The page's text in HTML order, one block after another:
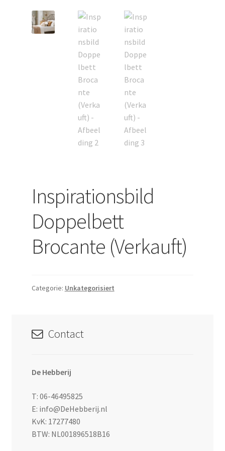
Inspirationsbild
Doppelbett
Brocante (Verkauft)
Categorie: Unkategorisiert
Contact
De Hebberij
T: 06-46495825
E: info@DeHebberij.nl
KvK: 17277480
BTW: NL001896518B16